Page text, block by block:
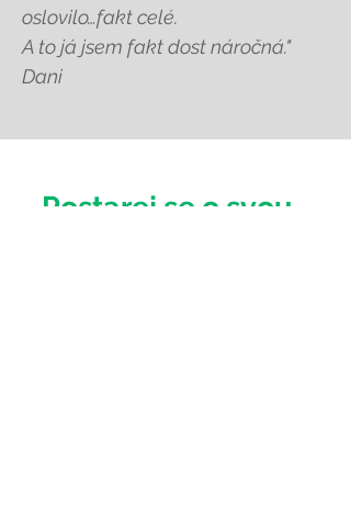
oslovilo…fakt celé.
A to já jsem fakt dost náročná."
Dani
Postarej se o svou